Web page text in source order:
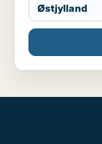
Østjylland